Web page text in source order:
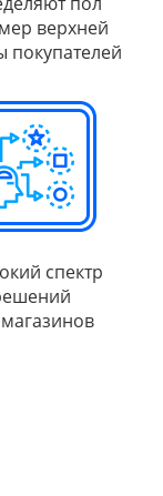
верхней
покупателей
спектр